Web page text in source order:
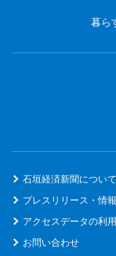
暮ら
石垣経済新聞について
プレスリリース・情
アクセスデータの利
お問い合わせ